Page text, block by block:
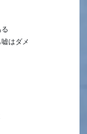
はダメ